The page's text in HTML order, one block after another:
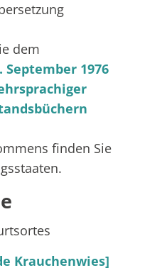
dem
1976
finden Sie
Krauchenwies]